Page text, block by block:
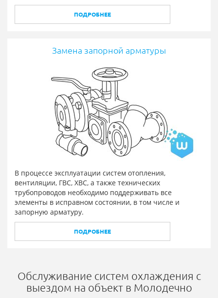
ПОДРОБНЕЕ
Замена запорной арматуры
В процессе эксплуатации систем отопления,
вентиляции, ГВС, ХВС, а также технических
трубопроводов необходимо поддерживать все
элементы в исправном состоянии, в том числе и
запорную арматуру.
ПОДРОБНЕЕ
Обслуживание систем охлаждения с
выездом на объект в Молодечно